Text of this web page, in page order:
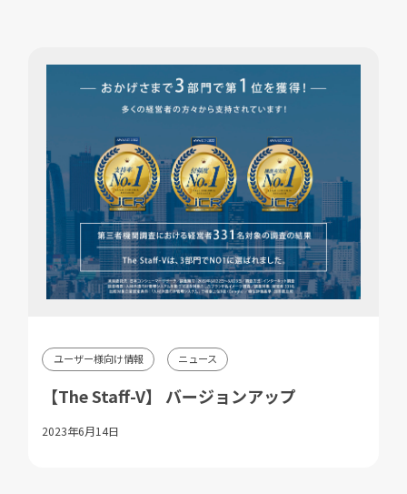
ユーザー様向け情報 ニュース
【The Staff-V】 バージョンアップ
2023年6月14日